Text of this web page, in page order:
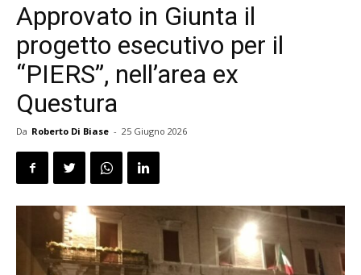
Approvato in Giunta il
progetto esecutivo per il
“PIERS”, nell’area ex
Questura
Da Roberto Di Biase - 25 Giugno 2026